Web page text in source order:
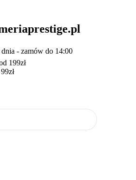
- zamów do 14:00
199zł